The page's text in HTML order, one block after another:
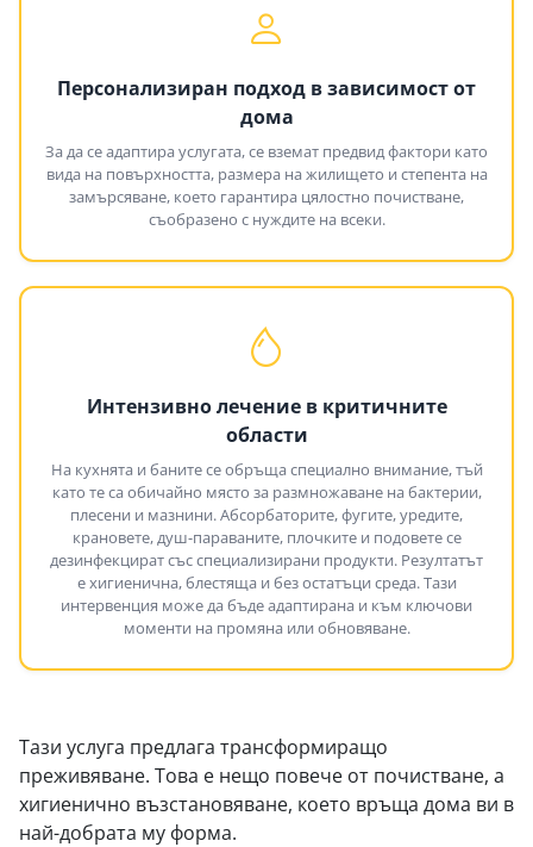
Персонализиран подход в зависимост от
дома
За да се адаптира услугата, се вземат предвид фактори като
вида на повърхността, размера на жилището и степента на
замърсяване, което гарантира цялостно почистване,
съобразено с нуждите на всеки.
Интензивно лечение в критичните
области
На кухнята и баните се обръща специално внимание, тъй
като те са обичайно място за размножаване на бактерии,
плесени и мазнини. Абсорбаторите, фугите, уредите,
крановете, душ-параваните, плочките и подовете се
дезинфекцират със специализирани продукти. Резултатът
е хигиенична, блестяща и без остатъци среда. Тази
интервенция може да бъде адаптирана и към ключови
моменти на промяна или обновяване.
Тази услуга предлага трансформиращо
преживяване. Това е нещо повече от почистване, а
хигиенично възстановяване, което връща дома ви в
най-добрата му форма.